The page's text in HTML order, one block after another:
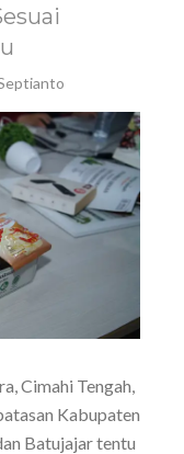
Cimahi Tengah,
Kabupaten
Batujajar tentu